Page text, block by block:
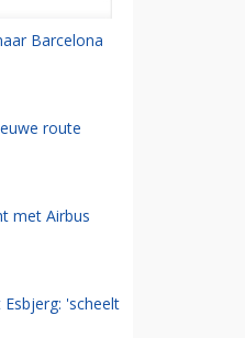
Barcelona
route
met Airbus
'scheelt